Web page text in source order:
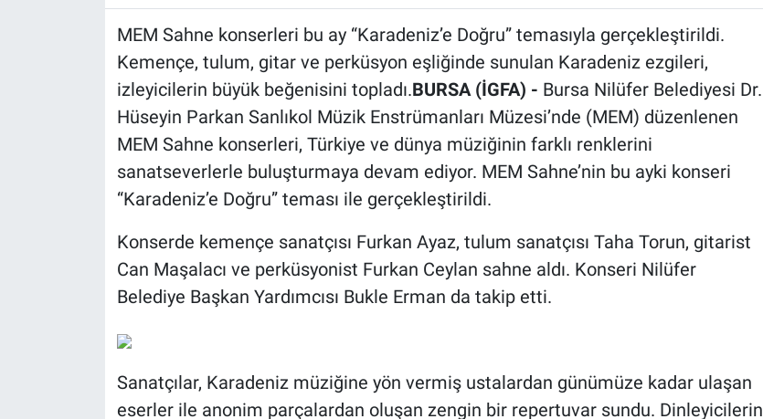
MEM Sahne konserleri bu ay “Karadeniz’e Doğru” temasıyla gerçekleştirildi.
Kemençe, tulum, gitar ve perküsyon eşliğinde sunulan Karadeniz ezgileri,
izleyicilerin büyük beğenisini topladı.BURSA (İGFA) - Bursa Nilüfer Belediyesi Dr.
Hüseyin Parkan Sanlıkol Müzik Enstrümanları Müzesi’nde (MEM) düzenlenen
MEM Sahne konserleri, Türkiye ve dünya müziğinin farklı renklerini
sanatseverlerle buluşturmaya devam ediyor. MEM Sahne’nin bu ayki konseri
“Karadeniz’e Doğru” teması ile gerçekleştirildi.
Konserde kemençe sanatçısı Furkan Ayaz, tulum sanatçısı Taha Torun, gitarist
Can Maşalacı ve perküsyonist Furkan Ceylan sahne aldı. Konseri Nilüfer
Belediye Başkan Yardımcısı Bukle Erman da takip etti.
Sanatçılar, Karadeniz müziğine yön vermiş ustalardan günümüze kadar ulaşan
eserler ile anonim parçalardan oluşan zengin bir repertuvar sundu. Dinleyicilerin